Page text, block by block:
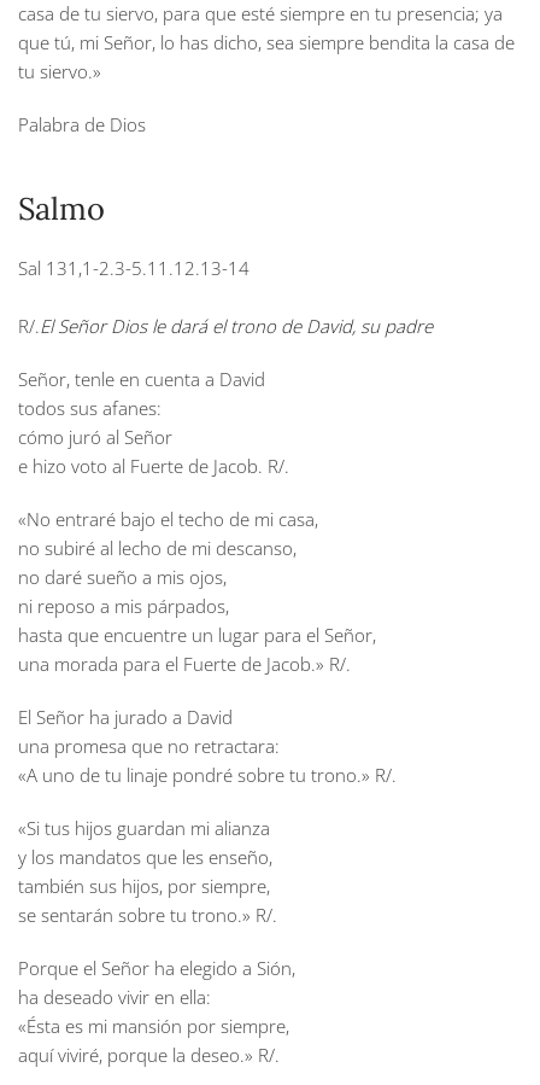
casa de tu siervo, para que esté siempre en tu presencia; ya
que tú, mi Señor, lo has dicho, sea siempre bendita la casa de
tu siervo.»
Palabra de Dios
Salmo
Sal 131,1-2.3-5.11.12.13-14
R/.El Señor Dios le dará el trono de David, su padre
Señor, tenle en cuenta a David
todos sus afanes:
cómo juró al Señor
e hizo voto al Fuerte de Jacob. R/.
«No entraré bajo el techo de mi casa,
no subiré al lecho de mi descanso,
no daré sueño a mis ojos,
ni reposo a mis párpados,
hasta que encuentre un lugar para el Señor,
una morada para el Fuerte de Jacob.» R/.
El Señor ha jurado a David
una promesa que no retractara:
«A uno de tu linaje pondré sobre tu trono.» R/.
«Si tus hijos guardan mi alianza
y los mandatos que les enseño,
también sus hijos, por siempre,
se sentarán sobre tu trono.» R/.
Porque el Señor ha elegido a Sión,
ha deseado vivir en ella:
«Ésta es mi mansión por siempre,
aquí viviré, porque la deseo.» R/.